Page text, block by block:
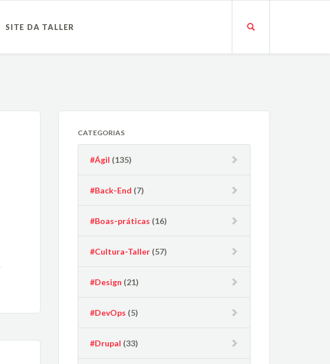
SITE DA TALLER
CATEGORIAS
#Ágil (135)
#Back-End (7)
#Boas-práticas (16)
#Cultura-Taller (57)
#Design (21)
#DevOps (5)
#Drupal (33)